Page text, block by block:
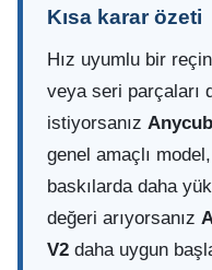
Kısa karar özeti
Hız uyumlu bir
veya seri parçaları
istiyorsanız
genel amaçlı
baskılarda daha
değeri arıyorsanız
V2 daha uygun